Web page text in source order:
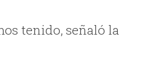
tenido, señaló la